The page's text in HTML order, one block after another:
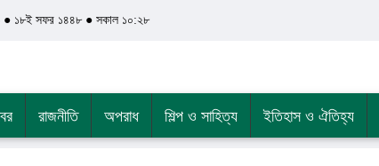
● ১৮ই সফর ১৪৪৮ ● সকাল ১০:২৮
রাজনীতি অপরাধ শিল্প ও সাহিত্য ইতিহাস ও ঐতিহ্য